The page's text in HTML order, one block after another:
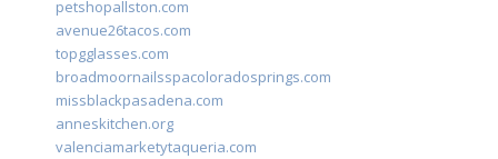
petshopallston.com
avenue26tacos.com
topgglasses.com
broadmoornailsspacoloradosprings.com
missblackpasadena.com
anneskitchen.org
valenciamarketytaqueria.com